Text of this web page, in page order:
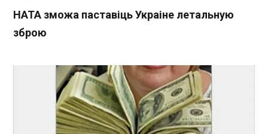
НАТА зможа паставіць Украіне летальную
зброю